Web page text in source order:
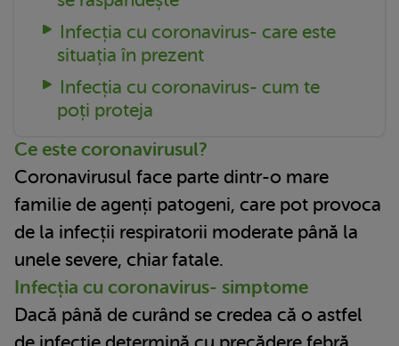
Infecția cu coronavirus- care este
situația în prezent
Infecția cu coronavirus- cum te
poți proteja
Ce este coronavirusul?
Coronavirusul face parte dintr-o mare
familie de agenți patogeni, care pot provoca
de la infecții respiratorii moderate până la
unele severe, chiar fatale.
Infecția cu coronavirus- simptome
Dacă până de curând se credea că o astfel